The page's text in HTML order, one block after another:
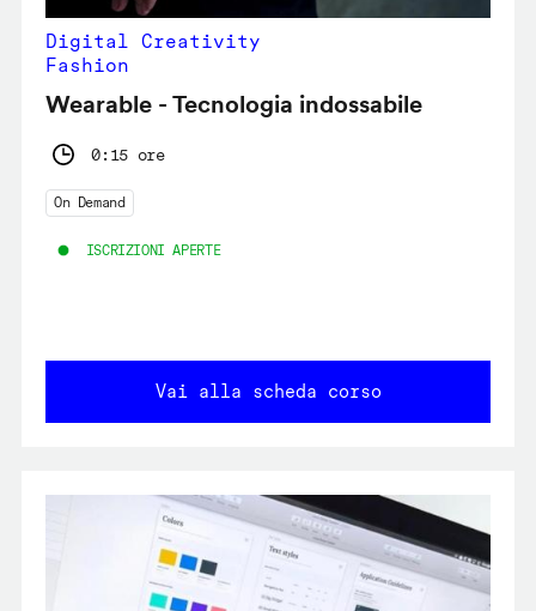
Digital Creativity
Fashion
Wearable - Tecnologia indossabile
0:15 ore
On Demand
ISCRIZIONI APERTE
Vai alla scheda corso